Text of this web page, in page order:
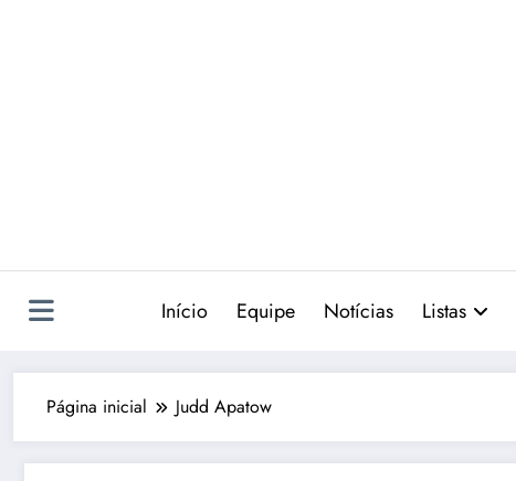
Início Equipe Notícias Listas
Página inicial Judd Apatow